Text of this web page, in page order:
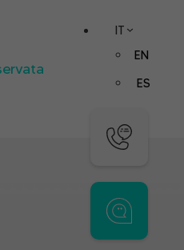
IT
EN
ES